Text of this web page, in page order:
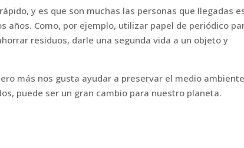
y es que son muchas las personas que llegadas
años. Como, por ejemplo, utilizar papel de periódico
residuos, darle una segunda vida a un objeto y
más nos gusta ayudar a preservar el medio
puede ser un gran cambio para nuestro planeta.